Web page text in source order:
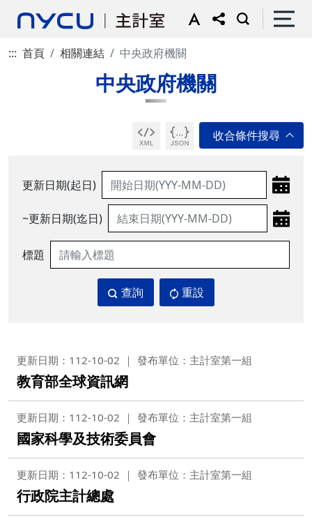
::: 首頁 相關連結 中央政府機關
中央政府機關
更新日期(起日)
~更新日期(迄日)
標題
查詢 重設
更新日期：112-10-02 發布單位：主計室第一組
教育部全球資訊網
更新日期：112-10-02 發布單位：主計室第一組
國家科學及技術委員會
更新日期：112-10-02 發布單位：主計室第一組
行政院主計總處